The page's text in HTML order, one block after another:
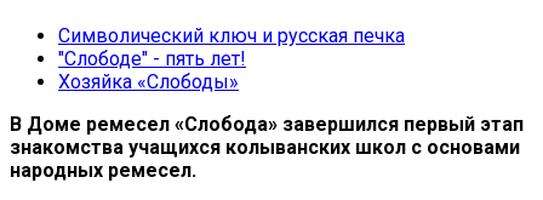
Символический ключ и русская печка
"Слободе" - пять лет!
Хозяйка «Слободы»
В Доме ремесел «Слобода» завершился первый этап
знакомства учащихся колыванских школ с основами
народных ремесел.